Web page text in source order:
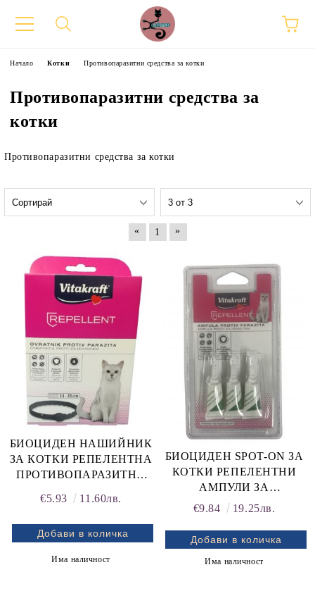
Flatazor,
Начало Котки Противопаразитни средства за котки
Противопаразитни средства за
котки
Противопаразитни средства за котки
« 1 »
БИОЦИДЕН НАШИЙНИК
ЗА КОТКИ РЕПЕЛЕНТНА
ПРОТИВОПАРАЗИТНА
см
€5.93 11.60лв.
Има наличност
БИОЦИДЕН SPOT-ON ЗА
КОТКИ РЕПЕЛЕНТНИ
АМПУЛИ ЗА
НАКАПВАНЕ 3 бр. x 1 ml
ПАРАЗИТИ
€9.84 19.25лв.
Има наличност